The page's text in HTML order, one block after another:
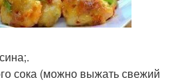
сока (можно выжать свежий